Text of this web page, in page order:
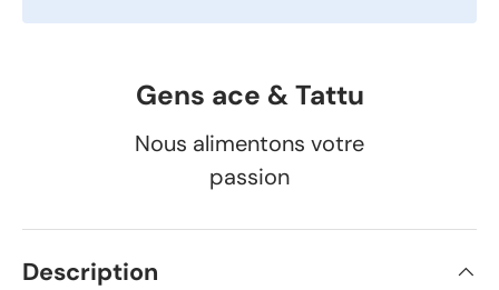
Gens ace & Tattu
Nous alimentons votre
passion
Description